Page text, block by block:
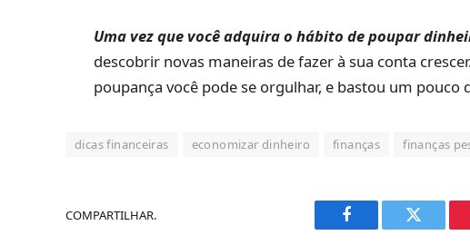
Uma vez que você adquira o hábito de poupar
descobrir novas maneiras de fazer à sua conta
poupança você pode se orgulhar, e bastou um pouco
dicas financeiras economizar dinheiro finanças finanças
COMPARTILHAR.
Facebook Twitter